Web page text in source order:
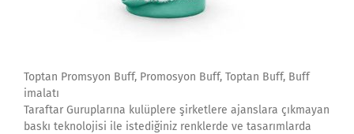
Toptan Promsyon Buff, Promosyon Buff, Toptan Buff, Buff
imalatı
Taraftar Guruplarına kulüplere şirketlere ajanslara çıkmayan
baskı teknolojisi ile istediğiniz renklerde ve tasarımlarda